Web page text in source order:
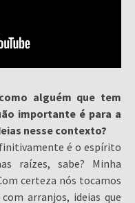
alguém que tem
importante é para a
nesse contexto?
é o espírito
raízes, sabe? Minha
certeza nós tocamos
arranjos, ideias que